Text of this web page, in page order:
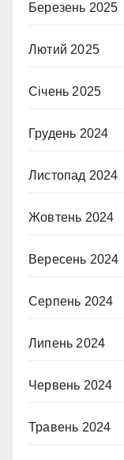
Березень 2025
Лютий 2025
Січень 2025
Грудень 2024
Листопад 2024
Жовтень 2024
Вересень 2024
Серпень 2024
Липень 2024
Червень 2024
Травень 2024